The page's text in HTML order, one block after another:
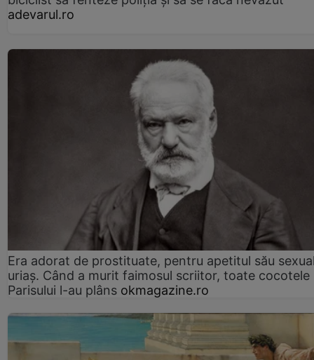
adevarul.ro
Era adorat de prostituate, pentru apetitul său
uriaș. Când a murit faimosul scriitor, toate cocotele
Parisului l-au plâns okmagazine.ro